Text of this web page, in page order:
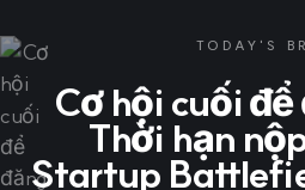
TODAY'S
Cơ hội cuối
Thời hạn
Startup